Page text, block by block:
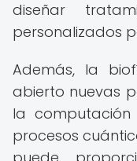
diseñar
personalizados
Además, la
abierto nuevas
la
procesos